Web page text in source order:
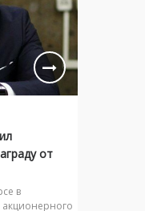
от
в